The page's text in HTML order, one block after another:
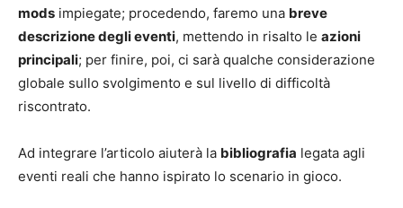
mods impiegate; procedendo, faremo una breve
descrizione degli eventi, mettendo in risalto le azioni
principali; per finire, poi, ci sarà qualche considerazione
globale sullo svolgimento e sul livello di difficoltà
riscontrato.
Ad integrare l’articolo aiuterà la bibliografia legata agli
eventi reali che hanno ispirato lo scenario in gioco.